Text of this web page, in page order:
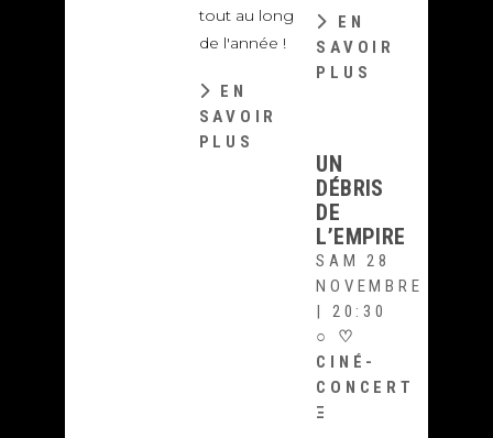
tout au long
de l'année !
EN
SAVOIR
PLUS
EN
SAVOIR
PLUS
UN
DÉBRIS
DE
L’EMPIRE
SAM 28
NOVEMBRE
| 20:30
○
♡
CINÉ-
CONCERT
Ξ